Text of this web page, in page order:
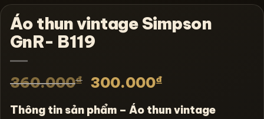
Áo thun vintage Simpson
GnR- B119
360.000₫ 300.000₫
Thông tin sản phẩm – Áo thun vintage